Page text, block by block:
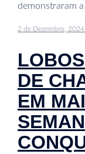
demonstraram
2 de Dezembro, 2024
DE
EM